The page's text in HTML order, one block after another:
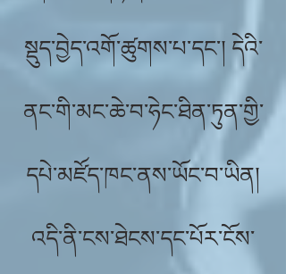
སྡུད་བྱེད་འགོ་ཚུགས་པ་དང་། དེའི་
ནང་གི་མང་ཆེ་བ་ཧེང་ཐིན་ཏུན་གྱི་
དཔེ་མཛོད་ཁང་ནས་ཡོང་བ་ཡིན།
འདི་ནི་ངས་ཐེངས་དང་པོར་ངོས་